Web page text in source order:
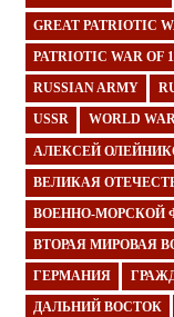
GREAT PATRIOTIC
PATRIOTIC WAR OF
RUSSIAN ARMY
USSR WORLD
АЛЕКСЕЙ
ВЕЛИКАЯ
ВОЕННО-МОРСКОЙ
ВТОРАЯ МИРОВАЯ
ГЕРМАНИЯ
ДАЛЬНИЙ ВОСТОК